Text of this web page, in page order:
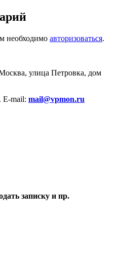
необходимо авторизоваться.
улица Петровка, дом
. E-mail: mail@vpmon.ru
записку и пр.